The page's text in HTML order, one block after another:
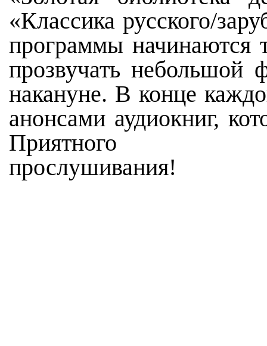
«Классика русского/
программы начинаются
прозвучать небольшой
накануне. В конце
анонсами аудиокниг,
Приятного
прослушивания!